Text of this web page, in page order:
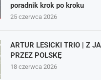
poradnik krok po kroku
25 czerwca 2026
ARTUR LESICKI TRIO | Z
PRZEZ POLSKĘ
18 czerwca 2026